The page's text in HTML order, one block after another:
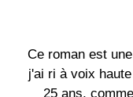
Ce roman est
j'ai ri à voix
25 ans,